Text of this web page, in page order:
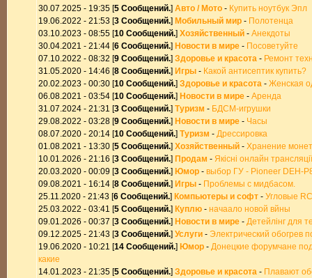
30.07.2025 - 19:35 [5 Сообщений.] Авто / Мото - Купить ноутбук Эпл
19.06.2022 - 21:53 [3 Сообщений.] Мобильный мир - Полотенца
03.10.2023 - 08:55 [10 Сообщений.] Хозяйственный - Анекдоты
30.04.2021 - 21:44 [6 Сообщений.] Новости в мире - Посоветуйте
07.10.2022 - 08:32 [9 Сообщений.] Здоровье и красота - Ремонт
31.05.2020 - 14:46 [8 Сообщений.] Игры - Какой антисептик купить?
20.02.2023 - 00:30 [10 Сообщений.] Здоровье и красота - Женская
06.08.2021 - 03:54 [10 Сообщений.] Новости в мире - Аренда
31.07.2024 - 21:31 [3 Сообщений.] Туризм - БДСМ-игрушки
29.08.2022 - 03:28 [9 Сообщений.] Новости в мире - Часы
08.07.2020 - 20:14 [10 Сообщений.] Туризм - Дрессировка
01.08.2021 - 13:30 [5 Сообщений.] Хозяйственный - Хранение монет
10.01.2026 - 21:16 [3 Сообщений.] Продам - Якісні онлайн
20.03.2020 - 00:09 [3 Сообщений.] Юмор - выбор ГУ - Pioneer DEH-
09.08.2021 - 16:14 [8 Сообщений.] Игры - Проблемы с мидбасом.
25.11.2020 - 21:43 [6 Сообщений.] Компьютеры и софт - Угловые
25.03.2022 - 03:41 [5 Сообщений.] Куплю - начаало новой вйны
09.01.2026 - 00:37 [3 Сообщений.] Новости в мире - Детейлінг для
09.12.2025 - 21:43 [3 Сообщений.] Услуги - Электрический обогрев
19.06.2020 - 10:21 [14 Сообщений.] Юмор - Донецкие форумчане
какие
14.01.2023 - 21:35 [5 Сообщений.] Здоровье и красота - Плавают